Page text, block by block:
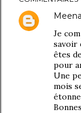
Je
savoir
êtes
pour
Une
mois